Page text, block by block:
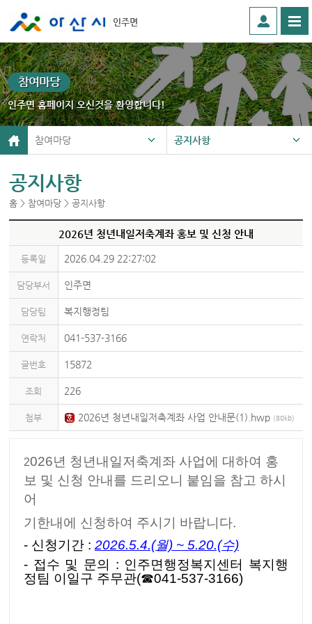
인주면
참여마당
인주면 홈페이지 오신것을 환영합니다!
참여마당 공지사항
공지사항
홈 > 참여마당 > 공지사항
2026년 청년내일저축계좌 홍보 및 신청 안내
등록일 2026.04.29 22:27:02
담당부서 인주면
담당팀 복지행정팀
연락처 041-537-3166
글번호 15872
조회 226
첨부 2026년 청년내일저축계좌 사업 안내문(1).hwp (80kb)
2026년 청년내일저축계좌 사업에 대하여 홍
보 및 신청 안내를 드리오니 붙임을 참고 하시
어
기한내에 신청하여 주시기 바랍니다.
- 신청기간 : 2026.5.4.(월) ~ 5.20.(수)
- 접수 및 문의 : 인주면행정복지센터 복지행
정팀 이일구 주무관(☎041-537-3166)